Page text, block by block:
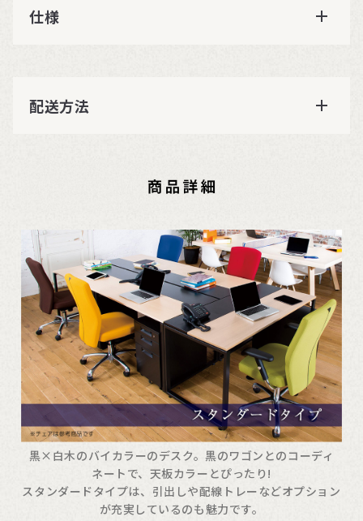
仕様
配送方法
黒×白木のバイカラーのデスク。黒のワゴンとのコーディ
ネートで、天板カラーとぴったり!
スタンダードタイプは、引出しや配線トレーなどオプション
が充実しているのも魅力です。